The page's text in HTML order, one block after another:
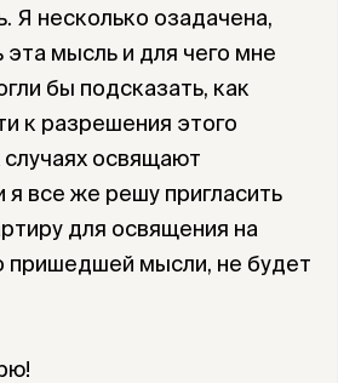
Я несколько озадачена,
эта мысль и для чего мне
бы подсказать, как
к разрешения этого
освящают
все же решу пригласить
для освящения на
пришедшей мысли, не будет